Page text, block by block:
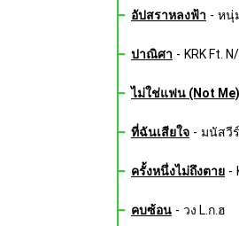
อัปสราหลงฟ้า - หนุ่
ปาณิศา - KRK Ft.
ไม่ใช่แฟน (Not Me)
ที่ฉันเสียใจ - มนัสวีร์
ครั้งหนึ่งไม่ถึงตาย -
คบซ้อน - วง L.ก.ฮ